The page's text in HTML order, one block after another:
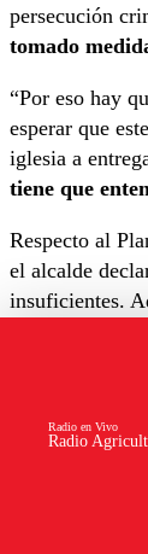
persecución
tomado
“Por eso hay
esperar que
iglesia a
tiene que
Respecto al
el alcalde
insuficientes.
“Basta de
grave, la
Radio
Radio en Vivo